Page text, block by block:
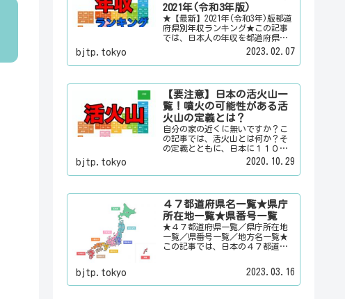
情報を配信しています。
2021年(令和3年版)
★【最新】2021年(令和3年)版都道
府県別年収ランキング★この記事
では、日本人の年収を都道府県別
のランキングで「男女合計」「男
性のみ」「女性のみ」の３パター
ンでご紹介いたします。また、月
と平均の勤続年数についても表示
しています。
bjtp.tokyo 2023.02.07
【要注意】日本の活火山一
覧！噴火の可能性がある活
火山の定義とは？
自分の家の近くに無いですか？こ
の記事では、活火山とは何か？そ
の定義とともに、日本に１１０有
るという活火山を一覧でご紹介い
たします。その他にも、大日本観
光新聞では、方言・お土産・名
ト・パワースポット・心霊スポッ
トなどの各都道府県の観光情報・
ローカル情報を配信しています。
bjtp.tokyo 2020.10.29
４７都道府県名一覧★県庁
所在地一覧★県番号一覧
★４７都道府県一覧／県庁所在地
一覧／県番号一覧／地方名一覧★
この記事では、日本の４７都道府
す。それぞれの都道府県名、県庁
所在地、地方名のリンク先にはそ
bjtp.tokyo 2023.03.16